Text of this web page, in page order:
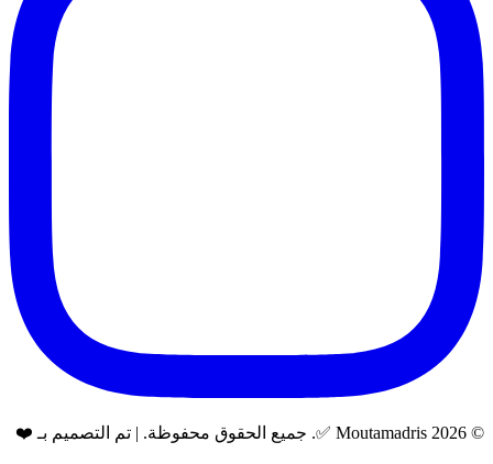
© 2026 Moutamadris ✅. جميع الحقوق محفوظة. | تم التصميم بـ ❤️